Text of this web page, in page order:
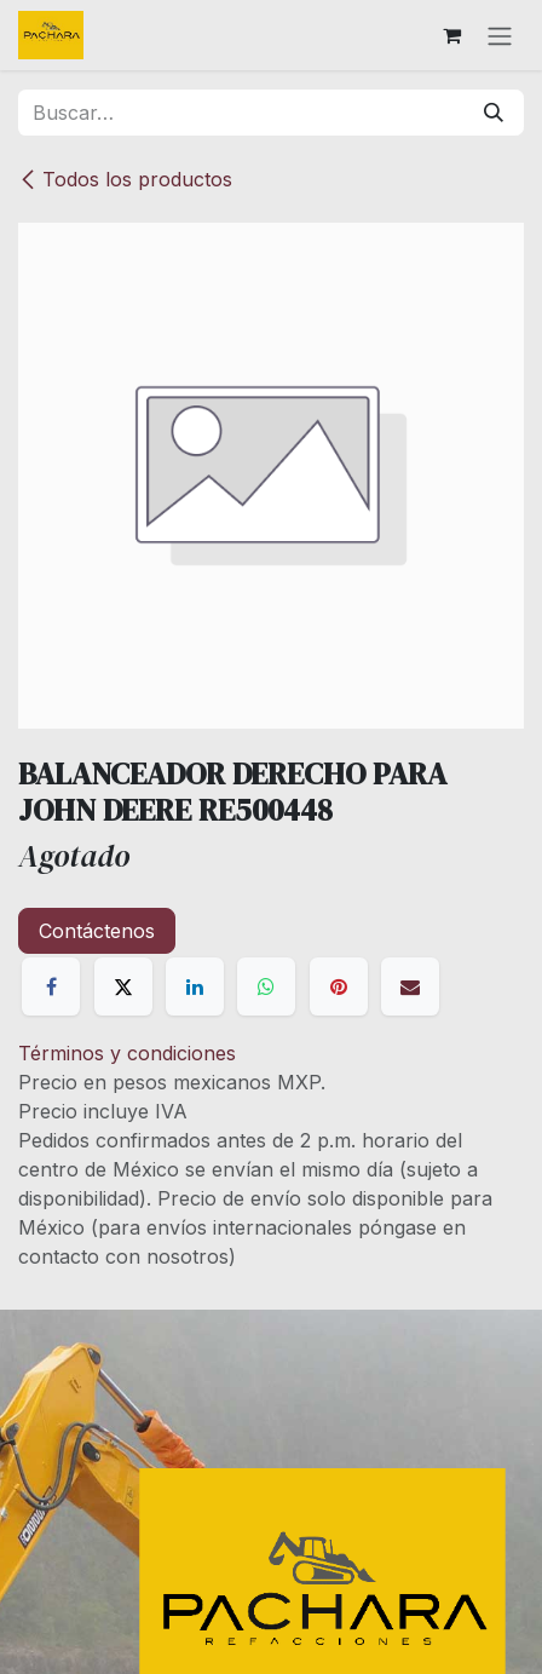
Ir al contenido
Todos los productos
BALANCEADOR DERECHO PARA
JOHN DEERE RE500448
Agotado
Contáctenos
Términos y condiciones
Precio en pesos mexicanos MXP.
Precio incluye IVA
Pedidos confirmados antes de 2 p.m. horario del
centro de México se envían el mismo día (sujeto a
disponibilidad). Precio de envío solo disponible para
México (para envíos internacionales póngase en
contacto con nosotros)